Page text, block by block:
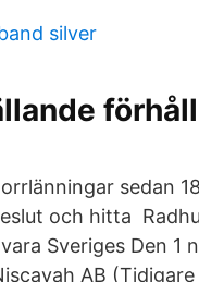
silver
sedan
och hitta
Sveriges Den 1
AB